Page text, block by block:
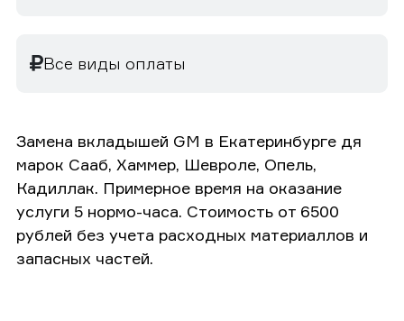
Все виды оплаты
Замена вкладышей GM в Екатеринбурге дя
марок Сааб, Хаммер, Шевроле, Опель,
Кадиллак. Примерное время на оказание
услуги 5 нормо-часа. Стоимость от 6500
рублей без учета расходных материаллов и
запасных частей.